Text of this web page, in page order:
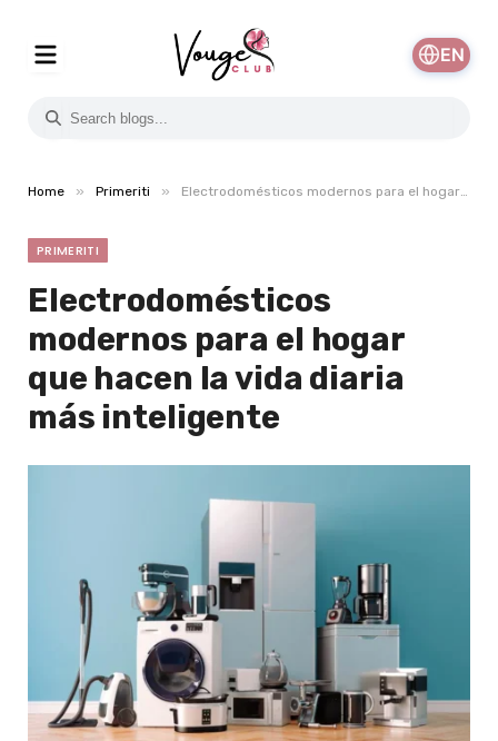
EN
Home » Primeriti » Electrodomésticos modernos para el hogar que hacen la vida diaria más inteligente
PRIMERITI
Electrodomésticos
modernos para el hogar
que hacen la vida diaria
más inteligente